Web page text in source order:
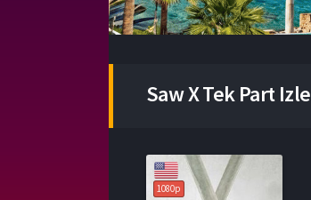
Saw X Tek Part Izle
1080p